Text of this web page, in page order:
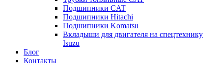
Подшипники CAT
Подшипники Hitachi
Подшипники Komatsu
Вкладыши для двигателя на спецтехнику
Isuzu
Блог
Контакты